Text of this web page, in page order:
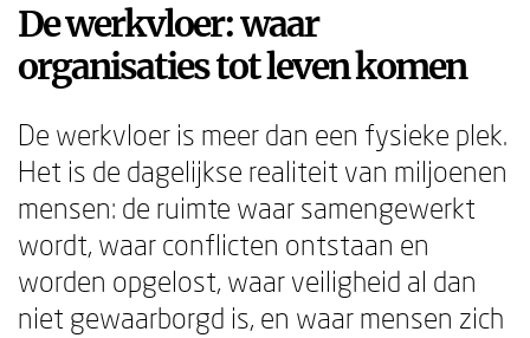
De werkvloer: waar
organisaties tot leven komen
De werkvloer is meer dan een fysieke plek.
Het is de dagelijkse realiteit van miljoenen
mensen: de ruimte waar samengewerkt
wordt, waar conflicten ontstaan en
worden opgelost, waar veiligheid al dan
niet gewaarborgd is, en waar mensen zich